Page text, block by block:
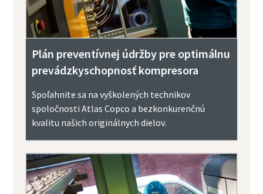
Plán preventívnej údržby pre optimálnu
prevádzkyschopnosť kompresora
Spoľahnite sa na vyškolených technikov
spoločnosti Atlas Copco a bezkonkurenčnú
kvalitu našich originálnych dielov.